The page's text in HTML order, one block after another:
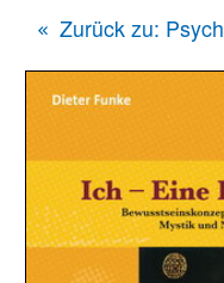
Zurück zu: